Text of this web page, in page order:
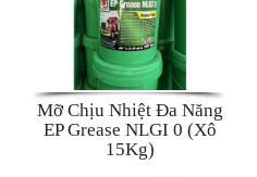
Mỡ Chịu Nhiệt Đa Năng
EP Grease NLGI 0 (Xô
15Kg)